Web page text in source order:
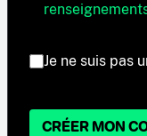
Je ne suis pas
CRÉER MON